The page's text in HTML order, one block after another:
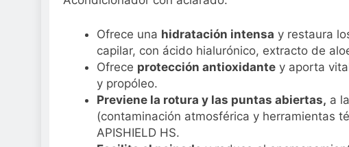
Ofrece una hidratación intensa y restaura
capilar, con ácido hialurónico, extracto de
Ofrece protección antioxidantey aporta
y propóleo.
Previene la rotura y las puntas abiertas, a
(contaminación atmosférica y herramientas
APISHIELD HS.